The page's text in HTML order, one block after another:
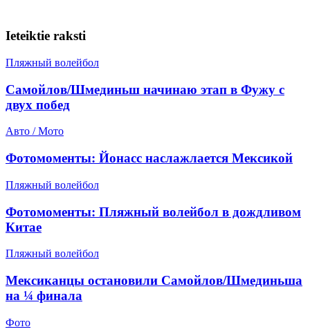
Ieteiktie raksti
Пляжный волейбол
Самойлов/Шмединьш начинаю этап в Фужу с
двух побед
Авто / Мото
Фотомоменты: Йонасс наслажлается Мексикой
Пляжный волейбол
Фотомоменты: Пляжный волейбол в дождливом
Китае
Пляжный волейбол
Мексиканцы остановили Самойлов/Шмединьша
на ¼ финала
Фото